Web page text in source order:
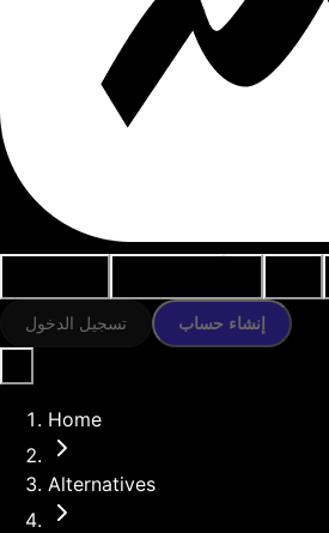
تسجيل الدخول إنشاء حساب
Home
Alternatives